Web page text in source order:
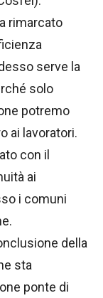
rimarcato
serve la
solo
potremo
ai lavoratori.
con il
ai
i comuni
della
sta
ponte di